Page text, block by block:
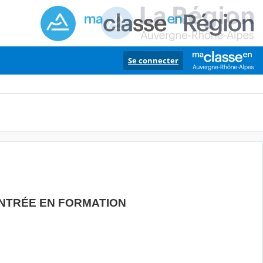
Se connecter
EN FORMATION